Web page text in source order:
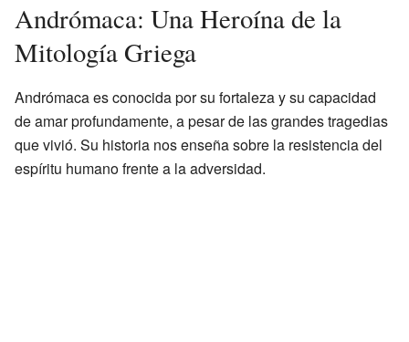
Andrómaca: Una Heroína de la
Mitología Griega
Andrómaca es conocida por su fortaleza y su capacidad
de amar profundamente, a pesar de las grandes tragedias
que vivió. Su historia nos enseña sobre la resistencia del
espíritu humano frente a la adversidad.